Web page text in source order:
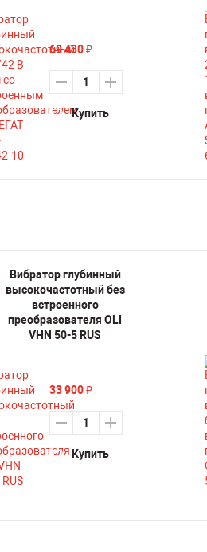
69 430 ₽
Купить
Вибратор глубинный
высокочастотный без
встроенного
преобразователя OLI
VHN 50-5 RUS
33 900 ₽
Купить